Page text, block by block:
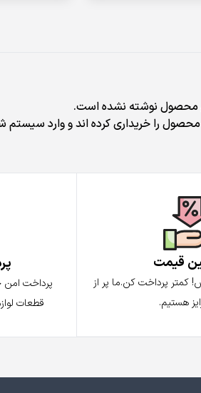
محصول نوشته نشده است.
را خریداری کرده اند و وارد سیستم
قیمت
کمتر پرداخت کن.ما پر از
هستیم.
پرداخت
قطعات